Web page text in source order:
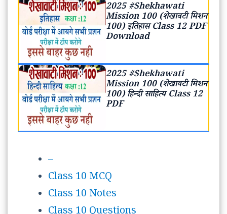
2025 #Shekhawati
Mission 100 (शेखावटी मिशन
100) इतिहास Class 12 PDF
Download
2025 #Shekhawati
Mission 100 (शेखावटी मिशन
100) हिन्दी साहित्य Class 12
PDF
–
Class 10 MCQ
Class 10 Notes